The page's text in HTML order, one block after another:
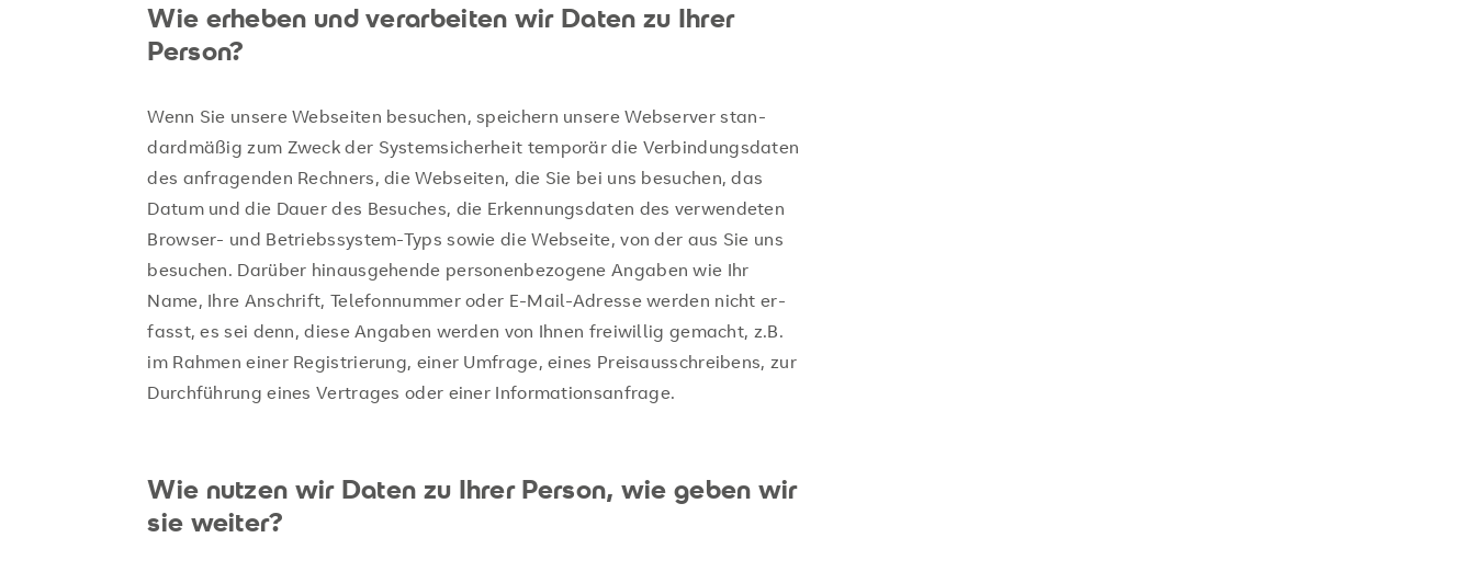
Wie erheben und verarbeiten wir Daten zu Ihrer
Person?
Wenn Sie un­se­re Web­sei­ten be­su­chen, spei­chern un­se­re Web­ser­ver stan­
dard­mä­ßig zum Zweck der Sys­tem­si­cher­heit tem­po­rär die Ver­bin­dungs­da­ten
des an­fra­gen­den Rech­ners, die Web­sei­ten, die Sie bei uns be­su­chen, das
Datum und die Dauer des Be­su­ches, die Er­ken­nungs­da­ten des ver­wen­de­ten
Brow­ser- und Be­triebs­sys­tem-Typs sowie die Web­sei­te, von der aus Sie uns
be­su­chen. Dar­über hin­aus­ge­hen­de per­sonen­be­zo­ge­ne An­ga­ben wie Ihr
Name, Ihre An­schrift, Te­le­fon­num­mer oder E-Mail-Adres­se wer­den nicht er­
fasst, es sei denn, diese An­ga­ben wer­den von Ihnen frei­wil­lig ge­macht, z.B.
im Rah­men einer Re­gis­trie­rung, einer Um­fra­ge, eines Preis­aus­schrei­bens, zur
Durch­füh­rung eines Ver­tra­ges oder einer In­for­ma­ti­ons­an­fra­ge.
Wie nutzen wir Daten zu Ihrer Person, wie geben wir
sie weiter?